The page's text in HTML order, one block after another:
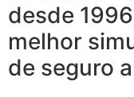
desde
melhor
de seguro